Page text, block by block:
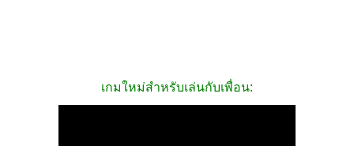
เกมใหม่สำหรับเล่นกับเพื่อน: